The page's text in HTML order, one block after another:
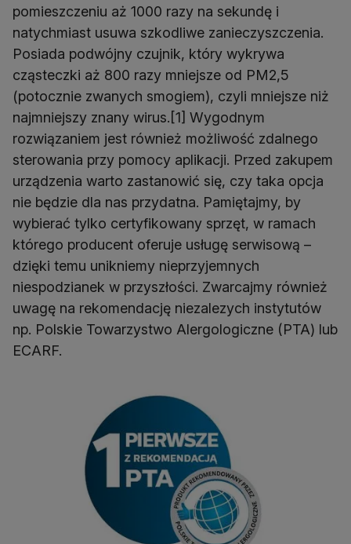
pomieszczeniu aż 1000 razy na sekundę i
natychmiast usuwa szkodliwe zanieczyszczenia.
Posiada podwójny czujnik, który wykrywa
cząsteczki aż 800 razy mniejsze od PM2,5
(potocznie zwanych smogiem), czyli mniejsze niż
najmniejszy znany wirus.[1] Wygodnym
rozwiązaniem jest również możliwość zdalnego
sterowania przy pomocy aplikacji. Przed zakupem
urządzenia warto zastanowić się, czy taka opcja
nie będzie dla nas przydatna. Pamiętajmy, by
wybierać tylko certyfikowany sprzęt, w ramach
którego producent oferuje usługę serwisową –
dzięki temu unikniemy nieprzyjemnych
niespodzianek w przyszłości. Zwarcajmy również
uwagę na rekomendację niezalezych instytutów
np. Polskie Towarzystwo Alergologiczne (PTA) lub
ECARF.